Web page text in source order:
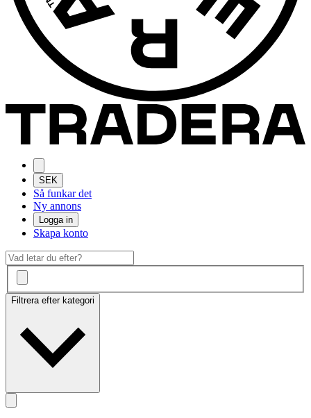
SEK
Så funkar det
Ny annons
Logga in
Skapa konto
Filtrera efter kategori